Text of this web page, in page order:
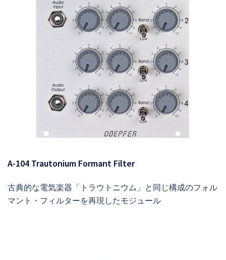
A-104 Trautonium Formant Filter
古典的な電気楽器「トラウトニウム」と同じ構成のフォル
マント・フィルターを再現したモジュール